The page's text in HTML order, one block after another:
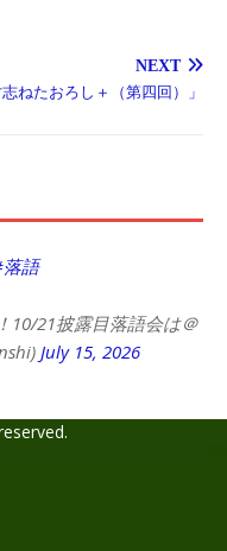
NEXT
志ねたおろし＋（第四回）」
語
10/21披露目落語会は＠
July 15, 2026